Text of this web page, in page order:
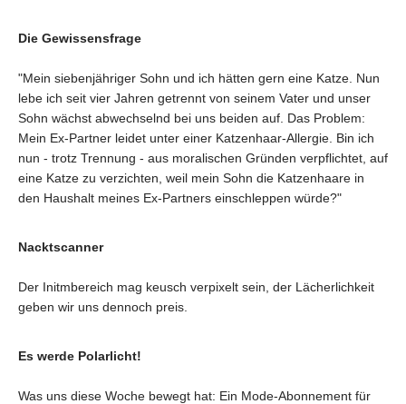
Die Gewissensfrage
"Mein siebenjähriger Sohn und ich hätten gern eine Katze. Nun
lebe ich seit vier Jahren getrennt von seinem Vater und unser
Sohn wächst abwechselnd bei uns beiden auf. Das Problem:
Mein Ex-Partner leidet unter einer Katzenhaar-Allergie. Bin ich
nun - trotz Trennung - aus moralischen Gründen verpflichtet, auf
eine Katze zu verzichten, weil mein Sohn die Katzenhaare in
den Haushalt meines Ex-Partners einschleppen würde?"
Nacktscanner
Der Initmbereich mag keusch verpixelt sein, der Lächerlichkeit
geben wir uns dennoch preis.
Es werde Polarlicht!
Was uns diese Woche bewegt hat: Ein Mode-Abonnement für